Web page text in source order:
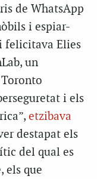
de WhatsApp
i espiar-
i felicitava Elies
un
i els
etzibava
destapat els
del qual es
els que